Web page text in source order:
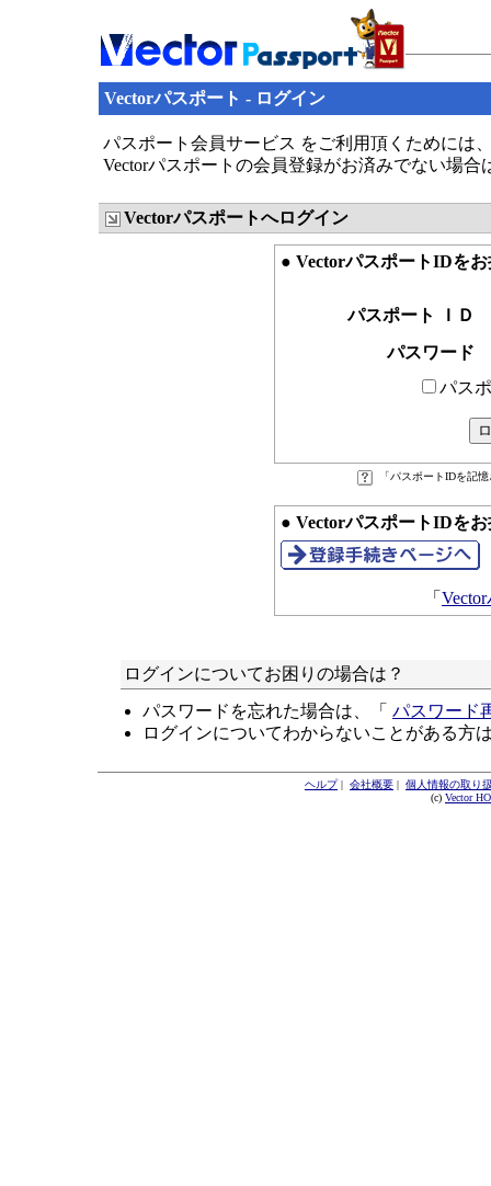
Vectorパスポート - ログイン
パスポート会員サービス をご利用頂くためには
Vectorパスポートの会員登録がお済みでない場
Vectorパスポートへログイン
● VectorパスポートIDを
パスポート ＩＤ
パスワード
パス
「パスポートIDを記
● VectorパスポートIDを
「
ログインについてお困りの場合は？
パスワードを忘れた場合は、「 パスワード
ログインについてわからないことがある方
ヘルプ| 会社概要 | 個人情報の取り
(c) Vector